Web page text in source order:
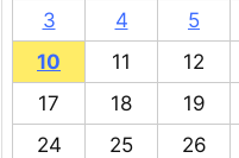
3
4 5
10
11 12
17
18 19
24
25 26